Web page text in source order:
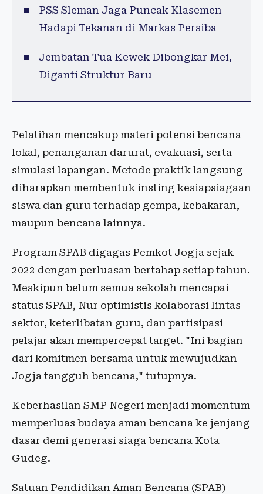
PSS Sleman Jaga Puncak Klasemen
Hadapi Tekanan di Markas Persiba
Jembatan Tua Kewek Dibongkar Mei,
Diganti Struktur Baru
Pelatihan mencakup materi potensi bencana
lokal, penanganan darurat, evakuasi, serta
simulasi lapangan. Metode praktik langsung
diharapkan membentuk insting kesiapsiagaan
siswa dan guru terhadap gempa, kebakaran,
maupun bencana lainnya.
Program SPAB digagas Pemkot Jogja sejak
2022 dengan perluasan bertahap setiap tahun.
Meskipun belum semua sekolah mencapai
status SPAB, Nur optimistis kolaborasi lintas
sektor, keterlibatan guru, dan partisipasi
pelajar akan mempercepat target. "Ini bagian
dari komitmen bersama untuk mewujudkan
Jogja tangguh bencana," tutupnya.
Keberhasilan SMP Negeri menjadi momentum
memperluas budaya aman bencana ke jenjang
dasar demi generasi siaga bencana Kota
Gudeg.
Satuan Pendidikan Aman Bencana (SPAB)